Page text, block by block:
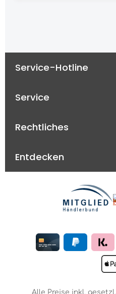
Service-Hotline
Service
Rechtliches
Entdecken
Alle Preise inkl.